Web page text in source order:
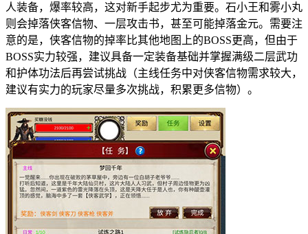
人装备，爆率较高，这对新手起步尤为重要。石小王和雾小丸
则会掉落侠客信物、一层攻击书，甚至可能掉落金元。需要注
意的是，侠客信物的掉率比其他地图上的BOSS更高，但由于
BOSS实力较强，建议具备一定装备基础并掌握满级二层武功
和护体功法后再尝试挑战（主线任务中对侠客信物需求较大，
建议有实力的玩家尽量多次挑战，积累更多信物）。